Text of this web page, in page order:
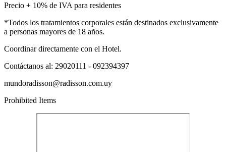
Precio + 10% de IVA para residentes
*Todos los tratamientos corporales están destinados exclusivamente
a personas mayores de 18 años.
Coordinar directamente con el Hotel.
Contáctanos al: 29020111 - 092394397
mundoradisson@radisson.com.uy
Prohibited Items